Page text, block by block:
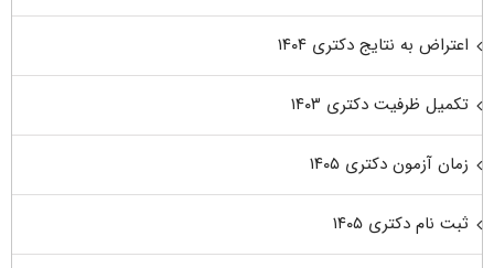
اعتراض به نتایج دکتری ۱۴۰۴
تکمیل ظرفیت دکتری ۱۴۰۳
زمان آزمون دکتری ۱۴۰۵
ثبت نام دکتری ۱۴۰۵